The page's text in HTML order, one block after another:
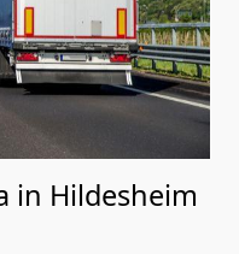
in Hildesheim